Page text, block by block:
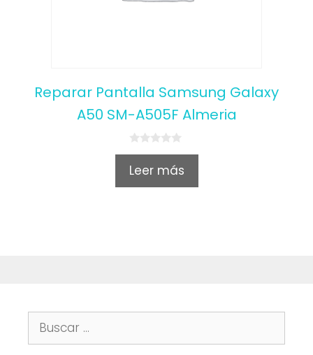
Reparar Pantalla Samsung Galaxy
A50 SM-A505F Almeria
0
u
Leer más
Buscar: